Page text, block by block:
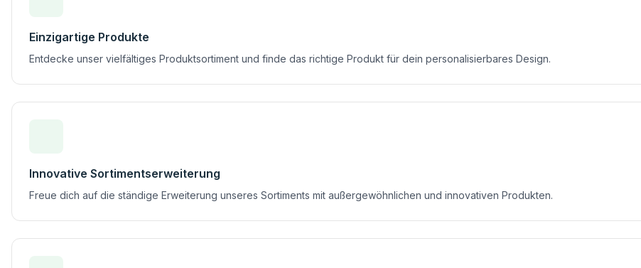
Einzigartige Produkte
Entdecke unser vielfältiges Produktsortiment und finde das richtige Produkt für dein personalisierbares Design.
Innovative Sortimentserweiterung
Freue dich auf die ständige Erweiterung unseres Sortiments mit außergewöhnlichen und innovativen Produkten.